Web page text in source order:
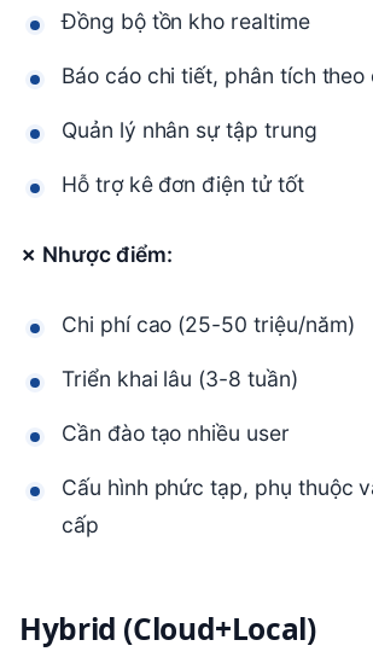
Đồng bộ tồn kho realtime
Báo cáo chi tiết, phân tích theo
Quản lý nhân sự tập trung
Hỗ trợ kê đơn điện tử tốt
✗ Nhược điểm:
Chi phí cao (25-50 triệu/năm)
Triển khai lâu (3-8 tuần)
Cần đào tạo nhiều user
Cấu hình phức tạp, phụ thuộc
cấp
Hybrid (Cloud+Local)